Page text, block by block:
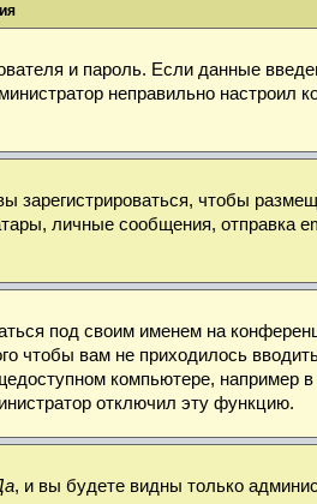
и пароль. Если данные
неправильно настроил
зарегистрироваться, чтобы
личные сообщения, отправка
под своим именем на
чтобы вам не приходилось
компьютере, например в
отключил эту функцию.
, и вы будете видны только